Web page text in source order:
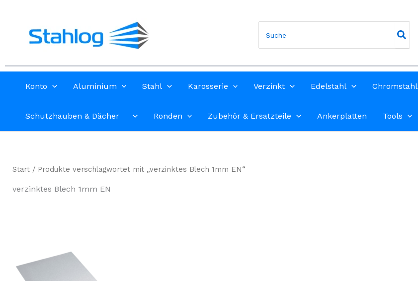
springen
for:
Konto Aluminium Stahl Karosserie Verzinkt Edelstahl Chromstahl
Schutzhauben & Dächer Ronden Zubehör & Ersatzteile Ankerplatten Tools
Start / Produkte verschlagwortet mit „verzinktes Blech 1mm EN“
verzinktes Blech 1mm EN